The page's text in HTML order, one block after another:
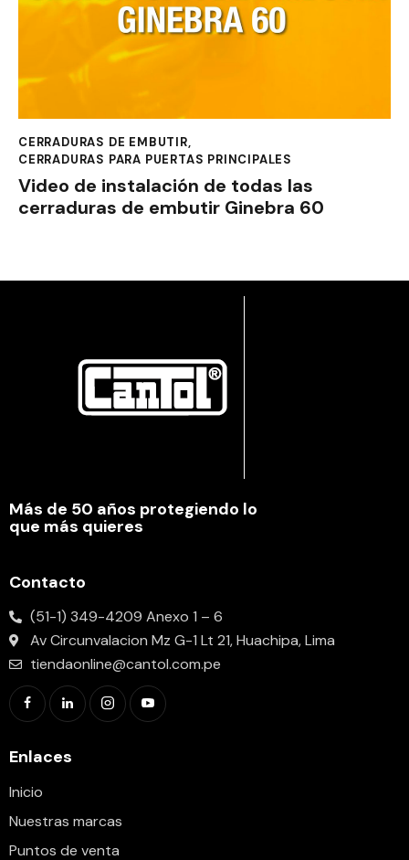
CERRADURAS DE EMBUTIR,
CERRADURAS PARA PUERTAS PRINCIPALES
Video de instalación de todas las
cerraduras de embutir Ginebra 60
Más de 50 años protegiendo lo
que más quieres
Contacto
(51-1) 349-4209 Anexo 1 – 6
Av Circunvalacion Mz G-1 Lt 21, Huachipa, Lima
tiendaonline@cantol.com.pe
Enlaces
Inicio
Nuestras marcas
Puntos de venta